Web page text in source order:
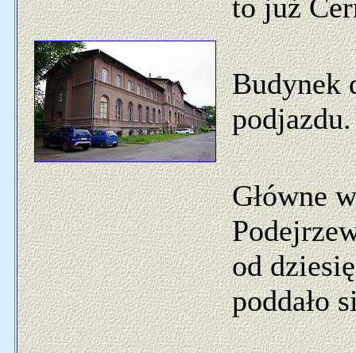
to już
Budynek
podjazdu.
Główne
od
poddało